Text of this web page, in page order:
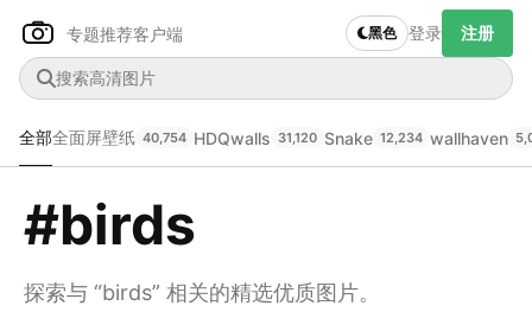
专题推荐客户端 黑色 登录 注册
全部全面屏壁纸 40,754 HDQwalls 31,120 Snake 12,234 wallhaven
#birds
探索与 “birds” 相关的精选优质图片。
Author Name